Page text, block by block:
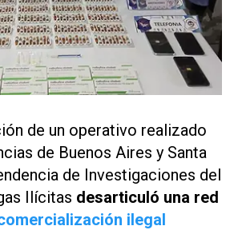
de un operativo realizado
de Buenos Aires y Santa
de Investigaciones del
Ilícitas desarticuló una red
ilegal